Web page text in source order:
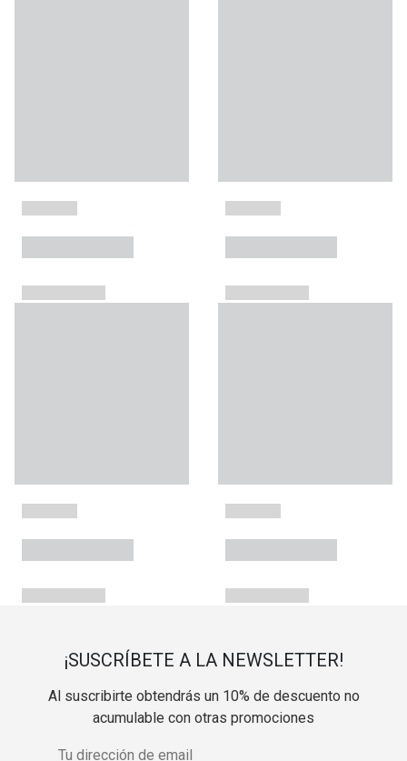
¡SUSCRÍBETE A LA NEWSLETTER!
Al suscribirte obtendrás un 10% de descuento no
acumulable con otras promociones